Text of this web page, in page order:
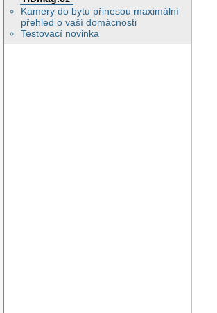
Kamery do bytu přinesou maximální
přehled o vaší domácnosti
Testovací novinka